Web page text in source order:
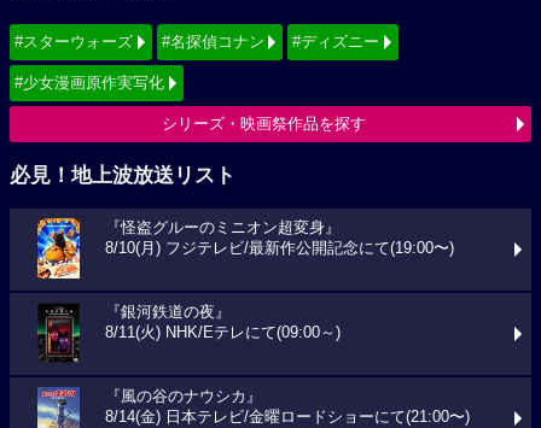
#スターウォーズ #名探偵コナン #ディズニー
#少女漫画原作実写化
シリーズ・映画祭作品を探す
必見！地上波放送リスト
『怪盗グルーのミニオン超変身』
8/10(月) フジテレビ/最新作公開記念にて(19:00〜)
『銀河鉄道の夜』
8/11(火) NHK/Eテレにて(09:00～)
『風の谷のナウシカ』
8/14(金) 日本テレビ/金曜ロードショーにて(21:00〜)